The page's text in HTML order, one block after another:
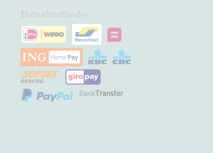
Betaalmethodes